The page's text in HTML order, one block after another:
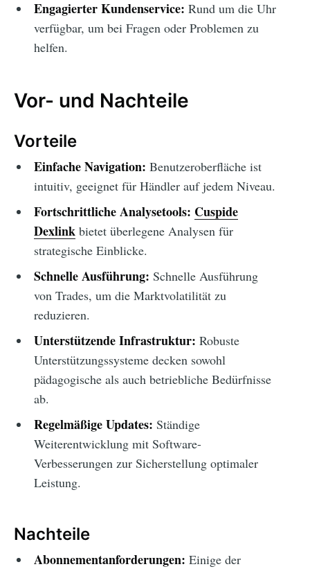
Engagierter Kundenservice: Rund um die Uhr
verfügbar, um bei Fragen oder Problemen zu
helfen.
Vor- und Nachteile
Vorteile
Einfache Navigation: Benutzeroberfläche ist
intuitiv, geeignet für Händler auf jedem Niveau.
Fortschrittliche Analysetools: Cuspide
Dexlinkbietet überlegene Analysen für
strategische Einblicke.
Schnelle Ausführung: Schnelle Ausführung
von Trades, um die Marktvolatilität zu
reduzieren.
Unterstützende Infrastruktur: Robuste
Unterstützungssysteme decken sowohl
pädagogische als auch betriebliche Bedürfnisse
ab.
Regelmäßige Updates: Ständige
Weiterentwicklung mit Software-
Verbesserungen zur Sicherstellung optimaler
Leistung.
Nachteile
Abonnementanforderungen: Einige der